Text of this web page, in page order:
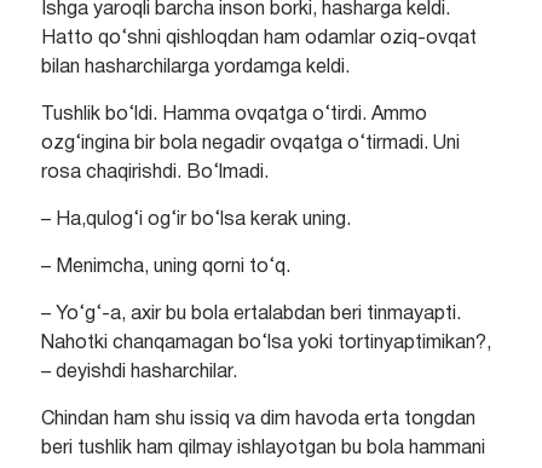
Ishga yaroqli barcha inson borki, hasharga keldi.
Hatto qo‘shni qishloqdan ham odamlar oziq-ovqat
bilan hasharchilarga yordamga keldi.
Tushlik bo‘ldi. Hamma ovqatga o‘tirdi. Ammo
ozg‘ingina bir bola negadir ovqatga o‘tirmadi. Uni
rosa chaqirishdi. Bo‘lmadi.
– Ha,qulog‘i og‘ir bo‘lsa kerak uning.
– Menimcha, uning qorni to‘q.
– Yo‘g‘-a, axir bu bola ertalabdan beri tinmayapti.
Nahotki chanqamagan bo‘lsa yoki tortinyaptimikan?,
– deyishdi hasharchilar.
Chindan ham shu issiq va dim havoda erta tongdan
beri tushlik ham qilmay ishlayotgan bu bola hammani